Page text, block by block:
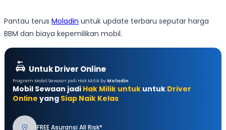
Pantau terus Moladin untuk update terbaru seputar harga
BBM dan biaya kepemilikan mobil.
Untuk Driver Online
Program Mobil Sewaan jadi Hak Milik by Moladin
Mobil Sewaan jadi Hak Milik untuk untuk Driver
Online yang Siap Naik Kelas
FREE Asuransi All Risk*